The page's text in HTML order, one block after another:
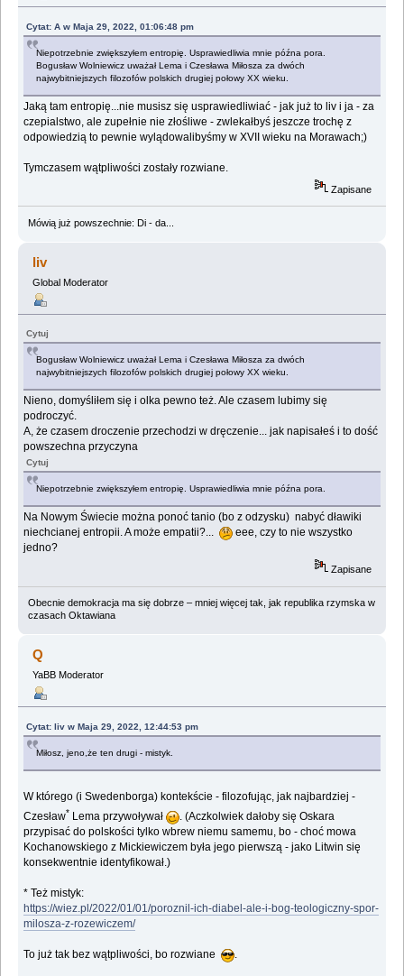
Cytat: A w Maja 29, 2022, 01:06:48 pm
Niepotrzebnie zwiększyłem entropię. Usprawiedliwia mnie późna pora.
Bogusław Wolniewicz uważał Lema i Czesława Miłosza za dwóch
najwybitniejszych filozofów polskich drugiej połowy XX wieku.
Jaką tam entropię...nie musisz się usprawiedliwiać - jak już to liv i ja - za
czepialstwo, ale zupełnie nie złośliwe - zwlekałbyś jeszcze trochę z
odpowiedzią to pewnie wylądowalibyśmy w XVII wieku na Morawach;)
Tymczasem wątpliwości zostały rozwiane.
Zapisane
Mówią już powszechnie: Di - da...
liv
Global Moderator
Cytuj
Bogusław Wolniewicz uważał Lema i Czesława Miłosza za dwóch
najwybitniejszych filozofów polskich drugiej połowy XX wieku.
Nieno, domyśliłem się i olka pewno też. Ale czasem lubimy się
podroczyć.
A, że czasem droczenie przechodzi w dręczenie... jak napisałeś i to dość
powszechna przyczyna
Cytuj
Niepotrzebnie zwiększyłem entropię. Usprawiedliwia mnie późna pora.
Na Nowym Świecie można ponoć tanio (bo z odzysku) nabyć dławiki
niechcianej entropii. A może empatii?...
eee, czy to nie wszystko
jedno?
Zapisane
Obecnie demokracja ma się dobrze – mniej więcej tak, jak republika rzymska w
czasach Oktawiana
Q
YaBB Moderator
Cytat: liv w Maja 29, 2022, 12:44:53 pm
Miłosz, jeno,że ten drugi - mistyk.
W którego (i Swedenborga) kontekście - filozofując, jak najbardziej -
Czesław* Lema przywoływał
. (Aczkolwiek dałoby się Oskara
przypisać do polskości tylko wbrew niemu samemu, bo - choć mowa
Kochanowskiego z Mickiewiczem była jego pierwszą - jako Litwin się
konsekwentnie identyfikował.)
* Też mistyk:
https://wiez.pl/2022/01/01/poroznil-ich-diabel-ale-i-bog-teologiczny-spor-
milosza-z-rozewiczem/
To już tak bez wątpliwości, bo rozwiane